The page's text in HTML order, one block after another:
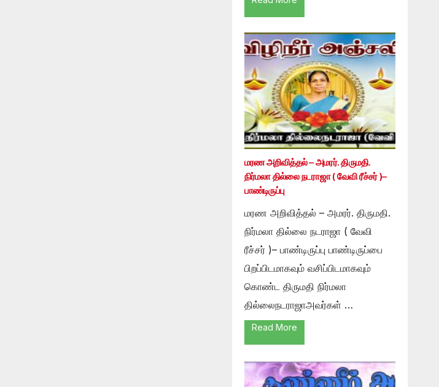
மரண அறிவித்தல் – அமரர். திருமதி.
நிர்மலா தில்லை நடராஜா ( வேவி ரீச்சர் )–
பாண்டிருப்பு
மரண அறிவித்தல் – அமரர். திருமதி.
நிர்மலா தில்லை நடராஜா ( வேவி
ரீச்சர் )– பாண்டிருப்பு பாண்டிருப்பை
பிறப்பிடமாகவும் வசிப்பிடமாகவும்
கொண்ட திருமதி நிர்மலா
தில்லைநடராஜாஅவர்கள் …
Read More